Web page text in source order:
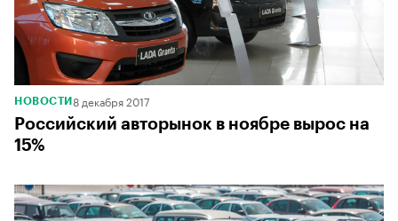
НОВОСТИ 8 декабря 2017
Российский авторынок в ноябре вырос на
15%